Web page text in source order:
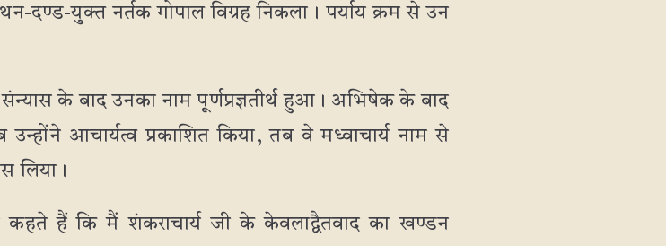
दण्ड-युक्त नर्तक गोपाल विग्रह निकला। पर्याय क्रम से उन
संन्यास के बाद उनका नाम पूर्णप्रज्ञतीर्थ हुआ। अभिषेक के बाद
आचार्यत्व प्रकाशित किया, तब वे मध्वाचार्य नाम से
लिया।
हैं कि मैं शंकराचार्य जी के केवलाद्वैतवाद का खण्डन